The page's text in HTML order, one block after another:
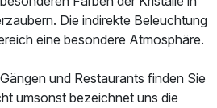
Die indirekte Beleuchtung
eine besondere Atmosphäre.
und Restaurants finden Sie
umsonst bezeichnet uns die